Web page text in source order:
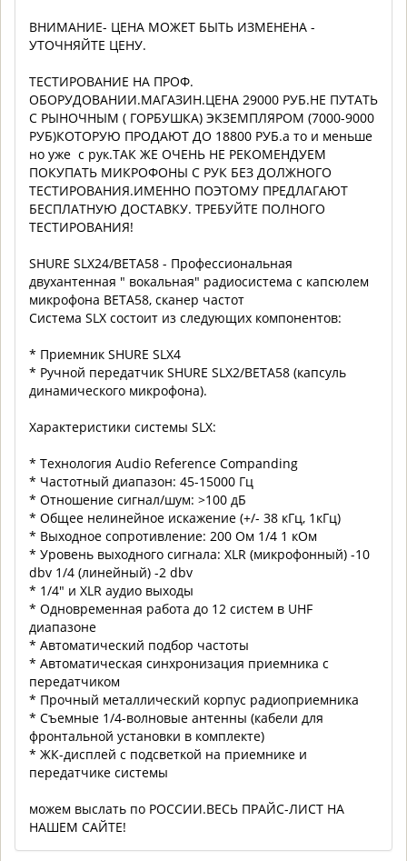
ВНИМАНИЕ- ЦЕНА МОЖЕТ БЫТЬ ИЗМЕНЕНА -
УТОЧНЯЙТЕ ЦЕНУ.
ТЕСТИРОВАНИЕ НА ПРОФ.
ОБОРУДОВАНИИ.МАГАЗИН.ЦЕНА 29000 РУБ.НЕ ПУТАТЬ
С РЫНОЧНЫМ ( ГОРБУШКА) ЭКЗЕМПЛЯРОМ (7000-9000
РУБ)КОТОРУЮ ПРОДАЮТ ДО 18800 РУБ.a то и меньше
но уже с рук.ТАК ЖЕ ОЧЕНЬ НЕ РЕКОМЕНДУЕМ
ПОКУПАТЬ МИКРОФОНЫ С РУК БЕЗ ДОЛЖНОГО
ТЕСТИРОВАНИЯ.ИМЕННО ПОЭТОМУ ПРЕДЛАГАЮТ
БЕСПЛАТНУЮ ДОСТАВКУ. ТРЕБУЙТЕ ПОЛНОГО
ТЕСТИРОВАНИЯ!
SHURE SLX24/BETA58 - Профессиональная
двухантенная " вокальная" радиосистема с капсюлем
микрофона BETA58, сканер частот
Система SLX состоит из следующих компонентов:
* Приемник SHURE SLX4
* Ручной передатчик SHURE SLX2/BETA58 (капсуль
динамического микрофона).
Характеристики системы SLX:
* Технология Audio Reference Companding
* Частотный диапазон: 45-15000 Гц
* Отношение сигнал/шум: >100 дБ
* Общее нелинейное искажение (+/- 38 кГц, 1кГц)
* Выходное сопротивление: 200 Ом 1/4 1 кОм
* Уровень выходного сигнала: XLR (микрофонный) -10
dbv 1/4 (линейный) -2 dbv
* 1/4" и XLR аудио выходы
* Одновременная работа до 12 систем в UHF
диапазоне
* Автоматический подбор частоты
* Автоматическая синхронизация приемника с
передатчиком
* Прочный металлический корпус радиоприемника
* Съемные 1/4-волновые антенны (кабели для
фронтальной установки в комплекте)
* ЖК-дисплей с подсветкой на приемнике и
передатчике системы
можем выслать по РОССИИ.ВЕСЬ ПРАЙС-ЛИСТ НА
НАШЕМ САЙТЕ!